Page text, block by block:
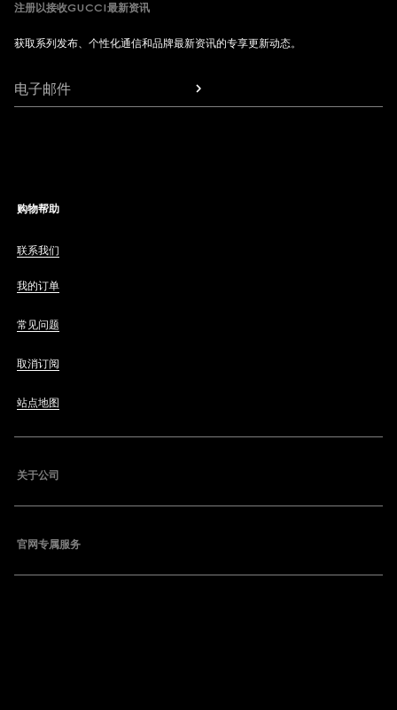
注册以接收GUCCI最新资讯
获取系列发布、个性化通信和品牌最新资讯的专享更新动态。
电子邮件
购物帮助
联系我们
我的订单
常见问题
取消订阅
站点地图
关于公司
官网专属服务